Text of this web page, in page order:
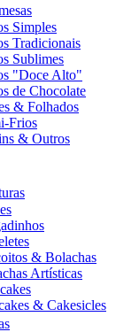
Simples
Tradicionais
Sublimes
"Doce Alto"
de Chocolate
& Folhados
Frios
& Outros
& Bolachas
Artísticas
& Cakesicles